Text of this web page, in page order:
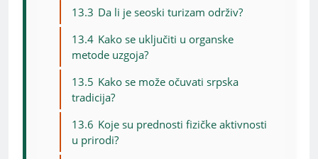
13.3 Da li je seoski turizam održiv?
13.4 Kako se uključiti u organske
metode uzgoja?
13.5 Kako se može očuvati srpska
tradicija?
13.6 Koje su prednosti fizičke aktivnosti
u prirodi?